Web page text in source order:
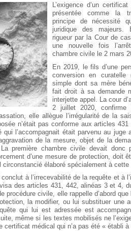
L’exigence d’un
présentée comme la
principe de nécessité
juridique des majeurs.
rigueur par la Cour de
une nouvelle fois
chambre civile le 2 mars
En 2019, le fils d’une
conversion en curatelle
simple dont sa mère
fait droit à sa demande
interjette appel. La cour
2 juillet 2020, confirme
elle allègue l’irrégularité de la
n’était pas conforme aux articles
l’accompagnait était parvenu au juge
de la mesure, objet de la
première chambre civile devait
d’une mesure de protection, doit
élaboré spécialement à cette
conclut à l’irrecevabilité de la requête et à
des articles 431, 442, alinéas 3 et 4,
procédure civile, elle rappelle d’abord
la modifier, ou lui substituer une
qui lui est adressée est
même si les textes mobilisés ne
certificat médical qui n’a pas été « établi